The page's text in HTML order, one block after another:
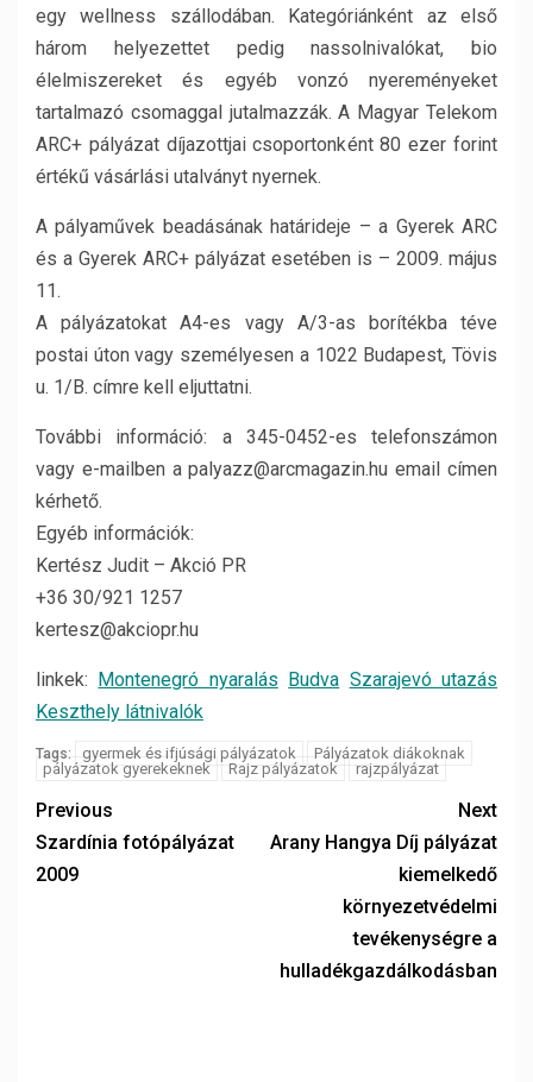
egy wellness szállodában. Kategóriánként az első
három helyezettet pedig nassolnivalókat, bio
élelmiszereket és egyéb vonzó nyereményeket
tartalmazó csomaggal jutalmazzák. A Magyar Telekom
ARC+ pályázat díjazottjai csoportonként 80 ezer forint
értékű vásárlási utalványt nyernek.
A pályaművek beadásának határideje – a Gyerek ARC
és a Gyerek ARC+ pályázat esetében is – 2009. május
11.
A pályázatokat A4-es vagy A/3-as borítékba téve
postai úton vagy személyesen a 1022 Budapest, Tövis
u. 1/B. címre kell eljuttatni.
További információ: a 345-0452-es telefonszámon
vagy e-mailben a palyazz@arcmagazin.hu email címen
kérhető.
Egyéb információk:
Kertész Judit – Akció PR
+36 30/921 1257
kertesz@akciopr.hu
linkek: Montenegró nyaralás Budva Szarajevó utazás
Keszthely látnivalók
Tags: gyermek és ifjúsági pályázatok
Pályázatok diákoknak
pályázatok gyerekeknek
Rajz pályázatok rajzpályázat
Previous
Szardínia fotópályázat
2009
Next
Arany Hangya Díj pályázat
kiemelkedő
környezetvédelmi
tevékenységre a
hulladékgazdálkodásban